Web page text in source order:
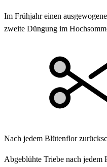
Im Frühjahr einen
zweite Düngung im
Nach jedem Blütenflor
Abgeblühte Triebe nach